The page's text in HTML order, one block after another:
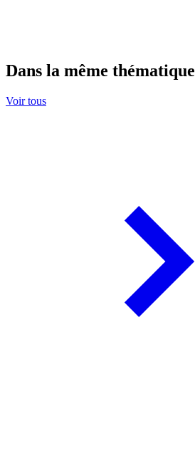
Dans la même thématique
Voir tous